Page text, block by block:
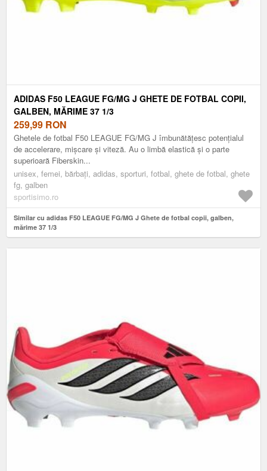
ADIDAS F50 LEAGUE FG/MG J GHETE DE FOTBAL COPII,
GALBEN, MĂRIME 37 1/3
259,99 RON
Ghetele de fotbal F50 LEAGUE FG/MG J îmbunătățesc potențialul
de accelerare, mișcare și viteză. Au o limbă elastică și o parte
superioară Fiberskin...
unisex, femei, bărbați, adidas, sporturi, fotbal, ghete de fotbal, ghete
fg, galben
sportisimo.ro
Similar cu adidas F50 LEAGUE FG/MG J Ghete de fotbal copii, galben,
mărime 37 1/3